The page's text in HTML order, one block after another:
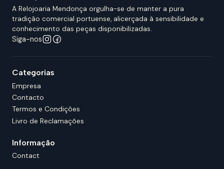
A Relojoaria Mendonça orgulha-se de manter a pura
tradição comercial portuense, alicerçada à sensibilidade e
conhecimento das peças disponibilizadas.
Siga-nos
Categorias
Empresa
Contacto
Termos e Condições
Livro de Reclamações
Informação
Contact